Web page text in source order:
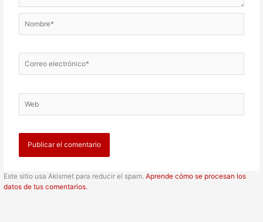
electrónico*
Este sitio usa Akismet para reducir el spam.Aprende cómo se procesan los
datos de tus comentarios.